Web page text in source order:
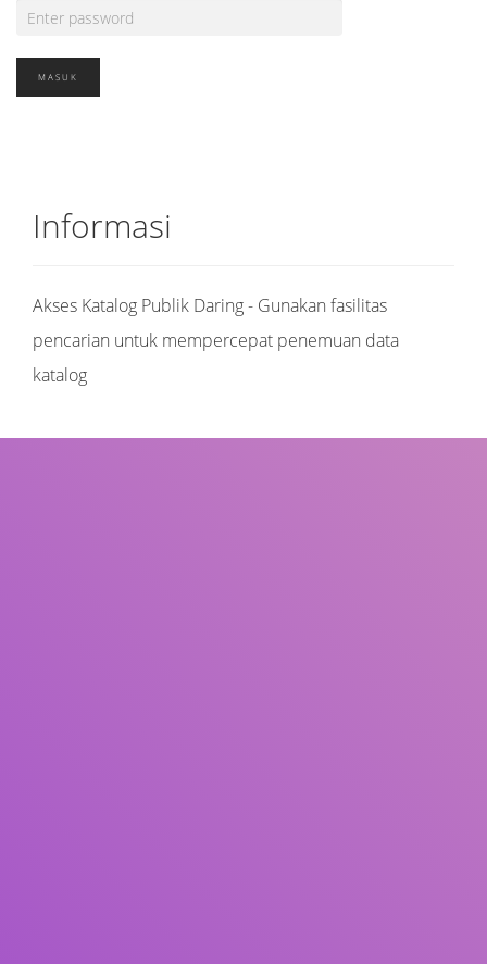
Informasi
Akses Katalog Publik Daring - Gunakan fasilitas
pencarian untuk mempercepat penemuan data
katalog